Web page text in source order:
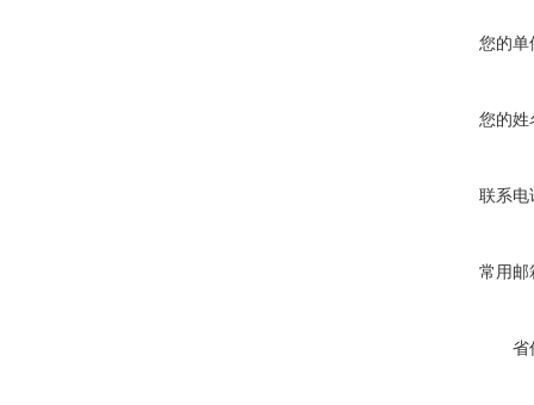
您的单
您的姓
联系电
常用邮
省